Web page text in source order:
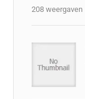
208 weergaven